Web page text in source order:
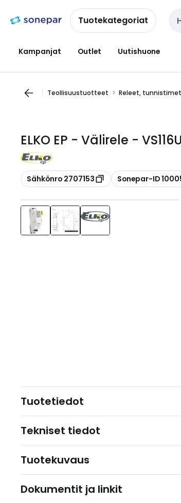
navigointiinsisältöönTuotekategoriat
Kampanjat Outlet Uutishuone
Teollisuustuotteet Releet,
ELKO EP - Välirele -
Kopioi
Sähkönro 2707153 Kopioi
Sonepar-ID
Tuotetiedot
Tekniset tiedot
Tuotekuvaus
Dokumentit ja linkit